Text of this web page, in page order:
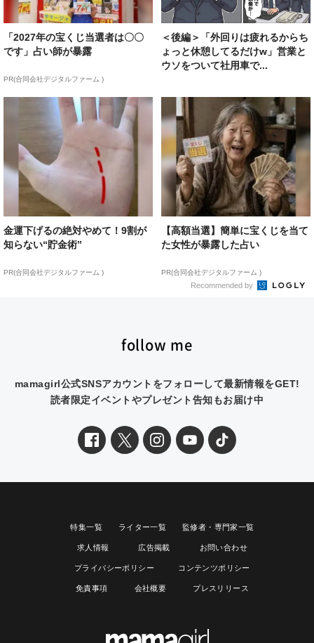
「2027年の宝くじ当選者は〇〇
です」占い師が暴露
PR(合同会社デジタルファーム )
＜後編＞「外回りは疲れるからち
ょっと休憩してるだけw」営業と
ウソをついて社用車で...
金運下げるの絶対やめて！9割が
知らない“貯金術”
PR(合同会社デジタルファーム )
【高額当選】簡単に宝くじを当て
た女性が暴露した占い
PR(合同会社デジタルファーム )
Recommended by
follow me
mamagirl公式SNSアカウントをフォローして最新情報をGET!
読者限定イベントやプレゼント告知もお届け中
特集一覧 ライター一覧 監修者・専門家一覧
求人情報 広告掲載 お問い合わせ
プライバシーポリシー コンテンツポリシー
免責事項 会社概要 プレスリリース